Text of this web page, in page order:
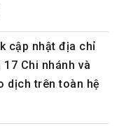
cập nhật địa chỉ
dịch trên toàn hệ